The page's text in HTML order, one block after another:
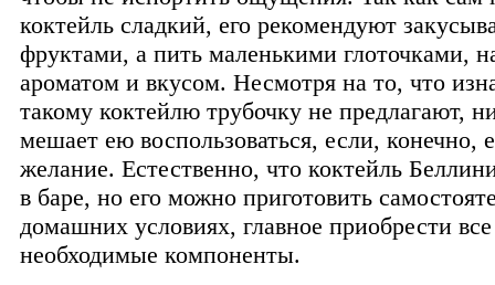
коктейль сладкий, его рекомендуют
фруктами, а пить маленькими глоточками,
ароматом и вкусом. Несмотря на то, что
такому коктейлю трубочку не предлагают,
мешает ею воспользоваться, если, конечно,
желание. Естественно, что коктейль
в баре, но его можно приготовить
домашних условиях, главное приобрести все
необходимые компоненты.